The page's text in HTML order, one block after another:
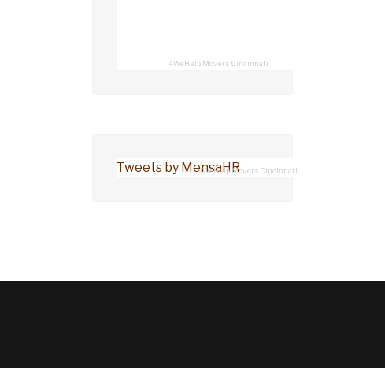
4WeHelp Movers Cincinnati
Tweets by MensaHR4WeHelp Movers Cincinnati